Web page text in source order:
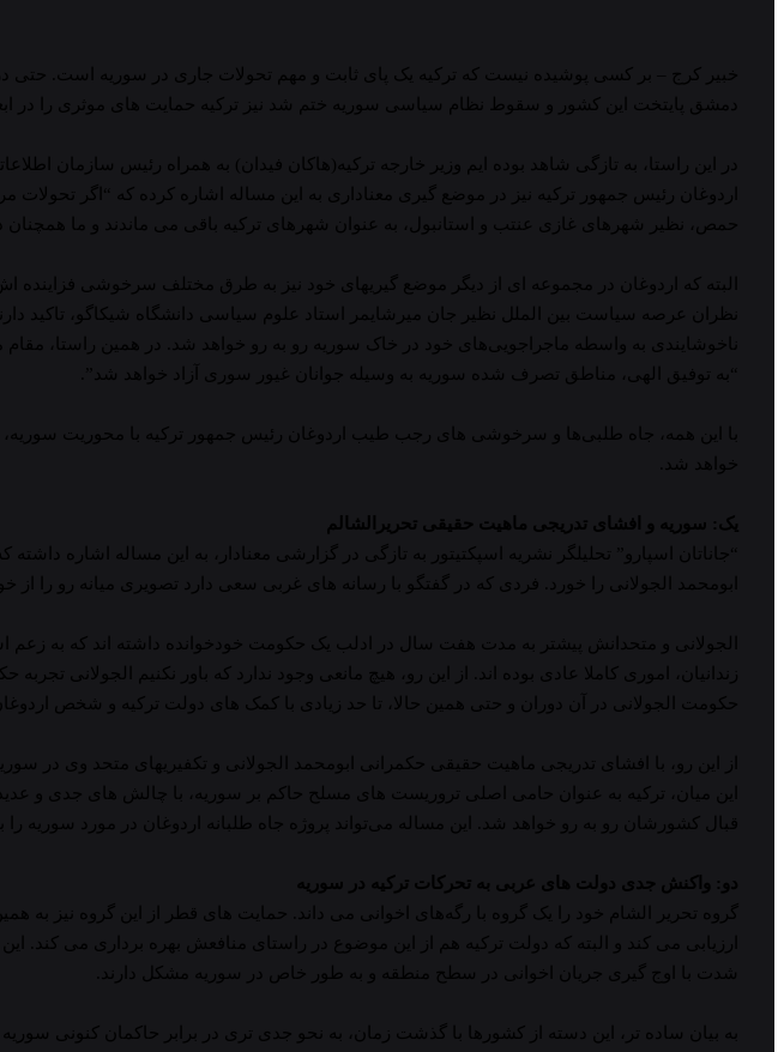
خبیر کرج – بر کسی پوشیده نیست که ترکیه یک پای ثابت و مهم تحولات جاری در سوریه است. حتی
دمشق پایتخت این کشور و سقوط نظام سیاسی سوریه ختم شد نیز ترکیه حمایت های موثری را در
در این راستا، به تازگی شاهد بوده ایم وزیر خارجه ترکیه(هاکان فیدان) به همراه رئیس سازمان
اردوغان رئیس جمهور ترکیه نیز در موضع گیری معناداری به این مساله اشاره کرده که “اگر
حمص، نظیر شهرهای غازی عنتب و استانبول، به عنوان شهرهای ترکیه باقی می ماندند و ما همچنان
البته که اردوغان در مجموعه ای از دیگر موضع گیریهای خود نیز به طرق مختلف سرخوشی فزاینده
نظران عرصه سیاست بین الملل نظیر جان میرشایمر استاد علوم سیاسی دانشگاه شیکاگو، تاکید
ناخوشایندی به واسطه ماجراجویی‌های خود در خاک سوریه رو به رو خواهد شد. در همین راستا،
“به توفیق الهی، مناطق تصرف شده سوریه به وسیله جوانان غیور سوری آزاد خواهد شد”.
خواهد شد.
یک: سوریه و افشای تدریجی ماهیت حقیقی تحریر‌الشالم
“جاناتان اسپارو” تحلیلگر نشریه اسپکتیتور به تازگی در گزارشی معنادار، به این مساله اشاره
ابومحمد الجولانی را خورد. فردی که در گفتگو با رسانه های غربی سعی دارد تصویری میانه رو را از
الجولانی و متحدانش پیشتر به مدت هفت سال در ادلب یک حکومت خودخوانده داشته اند که به زعم
زندانیان، اموری کاملا عادی بوده اند. از این رو، هیچ مانعی وجود ندارد که باور نکنیم الجولانی
حکومت الجولانی در آن دوران و حتی همین حالا، تا حد زیادی با کمک های دولت ترکیه و شخص
از این رو، با افشای تدریجی ماهیت حقیقی حکمرانی ابومحمد الجولانی و تکفیریهای متحد وی در
این میان، ترکیه به عنوان حامی اصلی تروریست های مسلح حاکم بر سوریه، با چالش های جدی و
قبال کشورشان رو به رو خواهد شد. این مساله می‌تواند پروژه جاه طلبانه اردوغان در مورد سوریه
دو: واکنش جدی دولت های عربی به تحرکات ترکیه در سوریه
گروه تحریر الشام خود را یک گروه با رگه‌های اخوانی می داند. حمایت های قطر از این گروه نیز
ارزیابی می کند و البته که دولت ترکیه هم از این موضوع در راستای منافعش بهره برداری می
شدت با اوج گیری جریان اخوانی در سطح منطقه و به طور خاص در سوریه مشکل دارند.
به بیان ساده تر، این دسته از کشورها با گذشت زمان، به نحو جدی تری در برابر حاکمان کنونی